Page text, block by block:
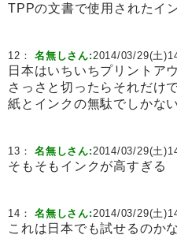
TPPの文書で使用されたイ
12：名無しさん:2014/03/29(土
日本はいちいちプリントア
さっさと切ったらそれだけ
紙とインクの無駄でしかない
13：名無しさん:2014/03/29(土
そもそもインクが高すぎる
14：名無しさん:2014/03/29(土
これは日本でも試せるのかな